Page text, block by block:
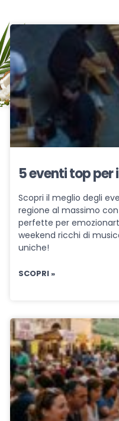
5 eventi top per
Scopri il meglio degli
regione al massimo
perfette per
weekend ricchi di
uniche!
SCOPRI »